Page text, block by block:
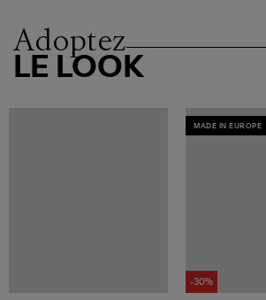
Adoptez
LE LOOK
MADE IN EUROPE
-30%